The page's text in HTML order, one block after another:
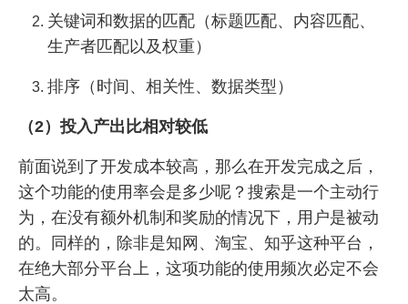
关键词和数据的匹配（标题匹配、内容匹配、
生产者匹配以及权重）
排序（时间、相关性、数据类型）
（2）投入产出比相对较低
前面说到了开发成本较高，那么在开发完成之后，
这个功能的使用率会是多少呢？搜索是一个主动行
为，在没有额外机制和奖励的情况下，用户是被动
的。同样的，除非是知网、淘宝、知乎这种平台，
在绝大部分平台上，这项功能的使用频次必定不会
太高。